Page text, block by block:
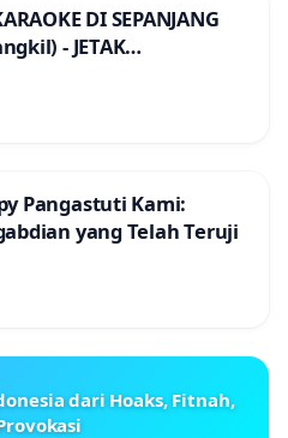
DI SEPANJANG
- JETAK
Pangastuti Kami:
yang Telah Teruji
dari Hoaks, Fitnah,